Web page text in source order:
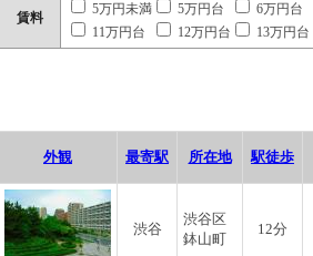
賃料
5万円未満 5万円台 6万円台
11万円台
12万円台 13万円台
外観 最寄駅 所在地 駅徒歩
渋谷
渋谷区
鉢山町
12分